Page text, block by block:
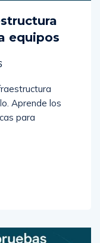
equipos
Aprende los
para